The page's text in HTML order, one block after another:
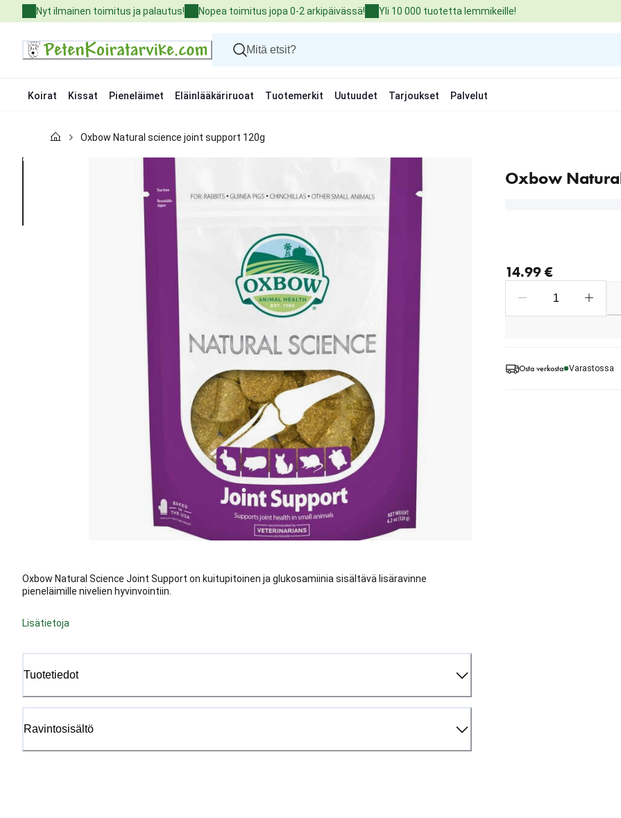
to
Nyt ilmainen toimitus ja palautus! Nopea toimitus jopa 0-2 arkipäivässä! Yli 10 000 tuotetta lemmikeille!
Koirat Kissat Pieneläimet Eläinlääkäriruoat Tuotemerkit Uutuudet Tarjoukset Palvelut
Kissat
Oxbow Natural science joint support 120g
Oxbow
Oxbow Natural Science Joint Support on kuitupitoinen ja glukosamiinia sisältävä lisäravinne
pieneläimille nivelien hyvinvointiin.
Lisätietoja
Tuotetiedot
Ravintosisältö
14.99 €
Osta verkosta Varastossa